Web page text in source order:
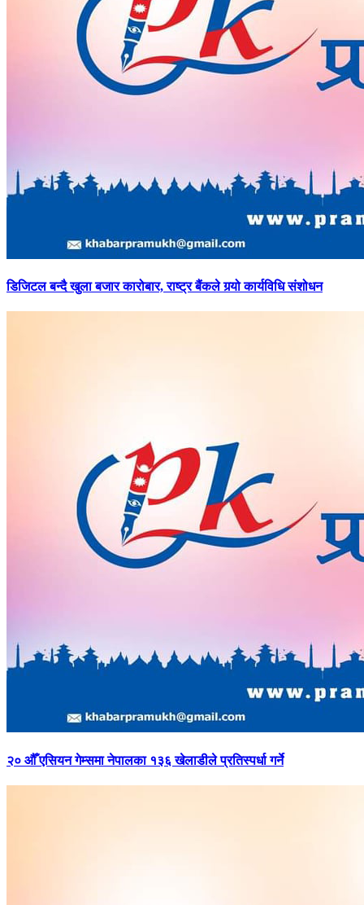
डिजिटलबन्दै खुला बजार कारोबार, राष्ट्र बैंकले गर्‍यो कार्यविधि संशोधन
२० औँ एसियन गेम्समा नेपालका १३६ खेलाडीले प्रतिस्पर्धा गर्ने